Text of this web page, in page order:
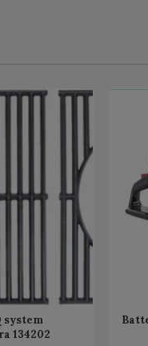
system
134202